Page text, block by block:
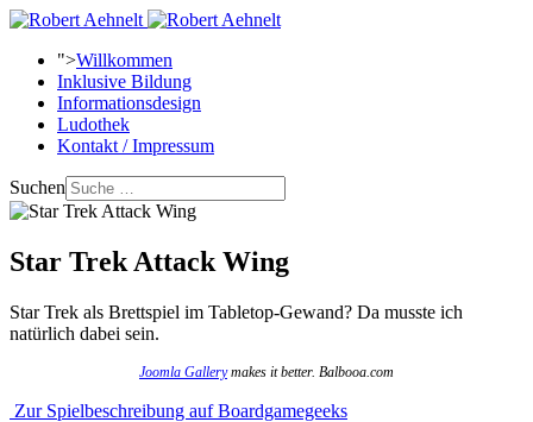
">Willkommen
Inklusive Bildung
Informationsdesign
Ludothek
Kontakt / Impressum
Suchen
Star Trek Attack Wing
Star Trek als Brettspiel im Tabletop-Gewand? Da musste ich
natürlich dabei sein.
Joomla Gallerymakes it better. Balbooa.com
Zur Spielbeschreibung auf Boardgamegeeks